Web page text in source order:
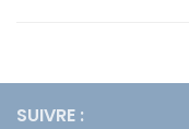
SUIVRE :